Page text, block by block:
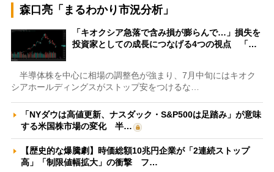
森口亮「まるわかり市況分析」
「キオクシア急落で含み損が膨らんで…」損失を
投資家としての成長につなげる4つの視点 「…
半導体株を中心に相場の調整色が強まり、7月中旬にはキオク
シアホールディングスがストップ安をつけるな…
「NYダウは高値更新、ナスダック・S&P500は足踏み」が意味
する米国株市場の変化 半…
【歴史的な爆騰劇】時価総額10兆円企業が「2連続ストップ
高」「制限値幅拡大」の衝撃 フ…